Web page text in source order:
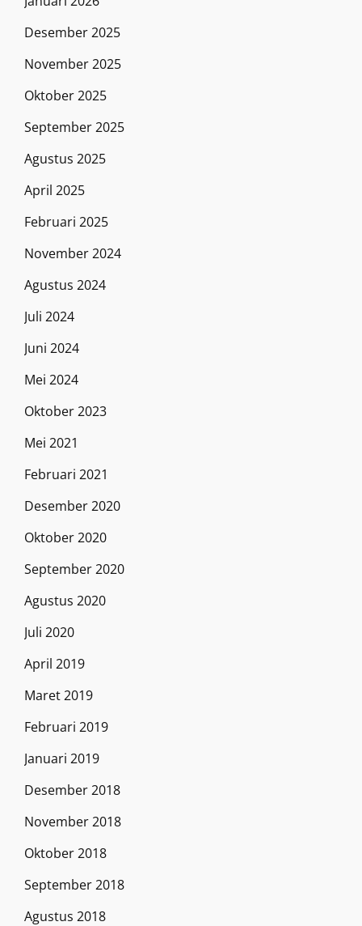
Desember 2025
November 2025
Oktober 2025
September 2025
Agustus 2025
April 2025
Februari 2025
November 2024
Agustus 2024
Juli 2024
Juni 2024
Mei 2024
Oktober 2023
Mei 2021
Februari 2021
Desember 2020
Oktober 2020
September 2020
Agustus 2020
Juli 2020
April 2019
Maret 2019
Februari 2019
Januari 2019
Desember 2018
November 2018
Oktober 2018
September 2018
Agustus 2018